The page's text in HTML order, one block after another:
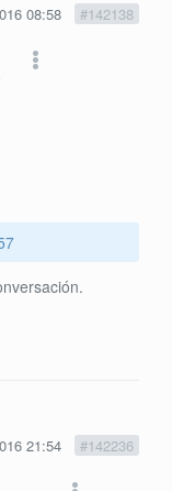
08:58 #142138
21:54 #142236